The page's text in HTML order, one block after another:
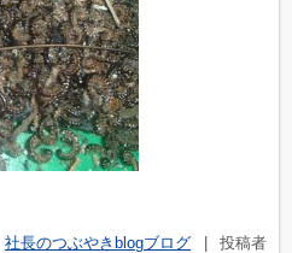
社長のつぶやきblogブログ
投稿者